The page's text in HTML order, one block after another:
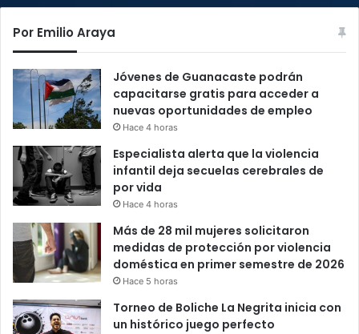
Por Emilio Araya
Jóvenes de Guanacaste podrán
capacitarse gratis para acceder a
nuevas oportunidades de empleo
Hace 4 horas
Especialista alerta que la violencia
infantil deja secuelas cerebrales de
por vida
Hace 4 horas
Más de 28 mil mujeres solicitaron
medidas de protección por violencia
doméstica en primer semestre de 2026
Hace 5 horas
Torneo de Boliche La Negrita inicia con
un histórico juego perfecto